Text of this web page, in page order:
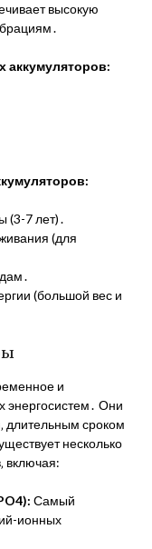
высокую
аккумуляторов:
(3-7 лет)․
(для
(большой вес и
и
энергосистем․ Они
длительным сроком
несколько
включая:
Самый
ионных